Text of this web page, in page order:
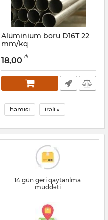
Alüminium boru D16Т 22
mm/kq
030001045
18,00 ₼
hamısı irəli »
14 gün geri qaytarılma
müddəti